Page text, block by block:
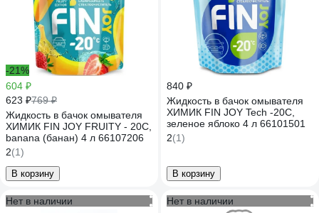
-21%
604 ₽
623 ₽769 ₽
Жидкость в бачок омывателя
ХИМИК FIN JOY FRUITY - 20С,
banana (банан) 4 л 66107206
2(1)
В корзину
840 ₽
Жидкость в бачок омывателя
ХИМИК FIN JOY Tech -20С,
зеленое яблоко 4 л 66101501
2(1)
В корзину
Нет в наличии Нет в наличии